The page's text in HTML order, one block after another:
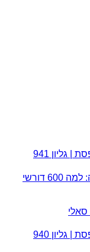
941
המספרים המפתיעים של קריית שמונה: למה 600 דורשי
סאלי
940